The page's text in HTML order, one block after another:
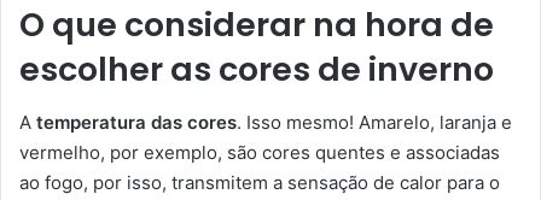
O que considerar na hora de
escolher as cores de inverno
A temperatura das cores. Isso mesmo! Amarelo, laranja e
vermelho, por exemplo, são cores quentes e associadas
ao fogo, por isso, transmitem a sensação de calor para o